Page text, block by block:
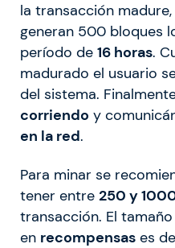
la transacción
generan 500 bloques
período de 16 horas.
madurado el usuario
del sistema.
corriendo y
en la red.
Para minar se
tener entre 250 y
transacción. El
en recompensas es de